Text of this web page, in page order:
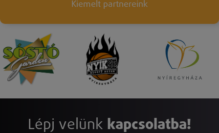
Kiemelt partnereink
Lépj velünk kapcsolatba!